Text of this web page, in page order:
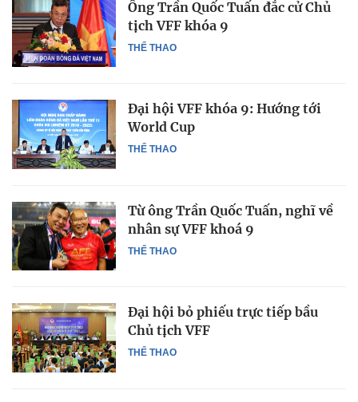
THỂ THAO
Ông Trần Quốc Tuấn đắc cử Chủ
tịch VFF khóa 9
THỂ THAO
Đại hội VFF khóa 9: Hướng tới
World Cup
THỂ THAO
Từ ông Trần Quốc Tuấn, nghĩ về
nhân sự VFF khoá 9
THỂ THAO
Đại hội bỏ phiếu trực tiếp bầu
Chủ tịch VFF